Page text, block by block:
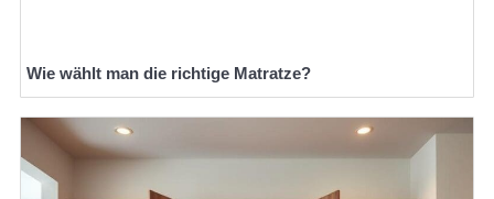
Wie wählt man die richtige Matratze?